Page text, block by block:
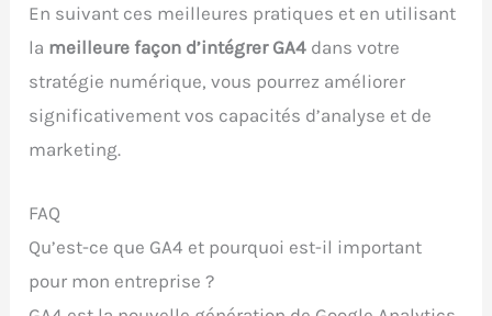
En suivant ces meilleures pratiques et en utilisant
la meilleure façon d’intégrer GA4 dans votre
stratégie numérique, vous pourrez améliorer
significativement vos capacités d’analyse et de
marketing.
FAQ
Qu’est-ce que GA4 et pourquoi est-il important
pour mon entreprise ?